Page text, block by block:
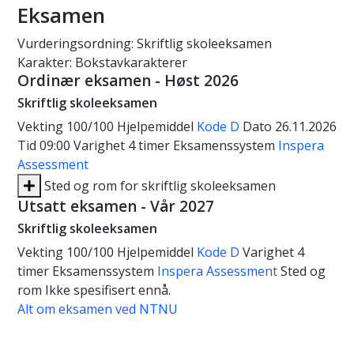
Eksamen
Vurderingsordning: Skriftlig skoleeksamen
Karakter: Bokstavkarakterer
Ordinær eksamen - Høst 2026
Skriftlig skoleeksamen
Vekting 100/100 Hjelpemiddel Kode D Dato 26.11.2026
Tid 09:00 Varighet 4 timer Eksamenssystem Inspera
Assessment
Sted og rom for skriftlig skoleeksamen
Utsatt eksamen - Vår 2027
Skriftlig skoleeksamen
Vekting 100/100 Hjelpemiddel Kode D Varighet 4
timer Eksamenssystem Inspera AssessmentSted og
rom Ikke spesifisert ennå.
Alt om eksamen ved NTNU